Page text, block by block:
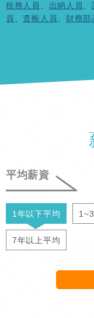
稅務人員
出納人員 、
員
、查帳人員 財務部
平均薪資
1年以下平均
7年以上平均